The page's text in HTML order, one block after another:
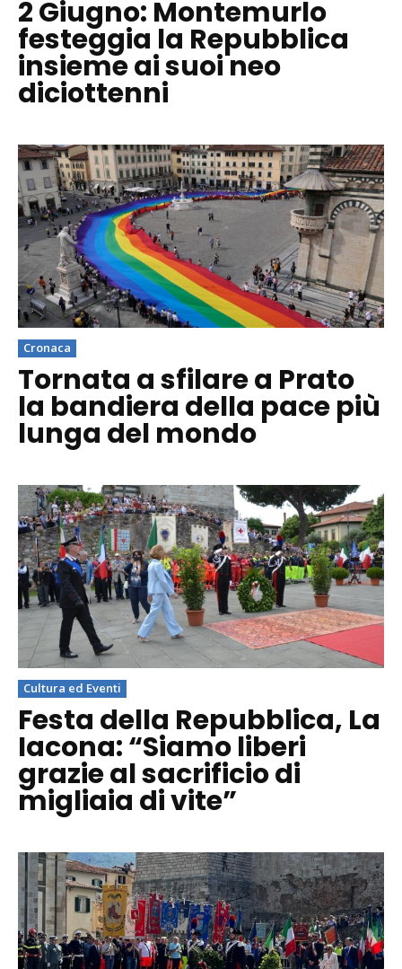
2 Giugno: Montemurlo
festeggia la Repubblica
insieme ai suoi neo
diciottenni
Cronaca
Tornata a sfilare a Prato
la bandiera della pace più
lunga del mondo
Cultura ed Eventi
Festa della Repubblica, La
Iacona: “Siamo liberi
grazie al sacrificio di
migliaia di vite”